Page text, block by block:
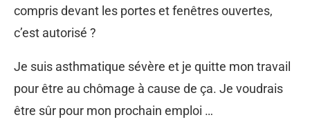
compris devant les portes et fenêtres ouvertes,
c’est autorisé ?
Je suis asthmatique sévère et je quitte mon travail
pour être au chômage à cause de ça. Je voudrais
être sûr pour mon prochain emploi …